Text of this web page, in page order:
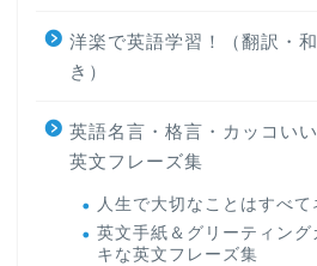
洋楽で英語学習！（翻訳・
き）
英語名言・格言・カッコい
英文フレーズ集
人生で大切なことはすべ
英文手紙＆グリーティン
キな英文フレーズ集